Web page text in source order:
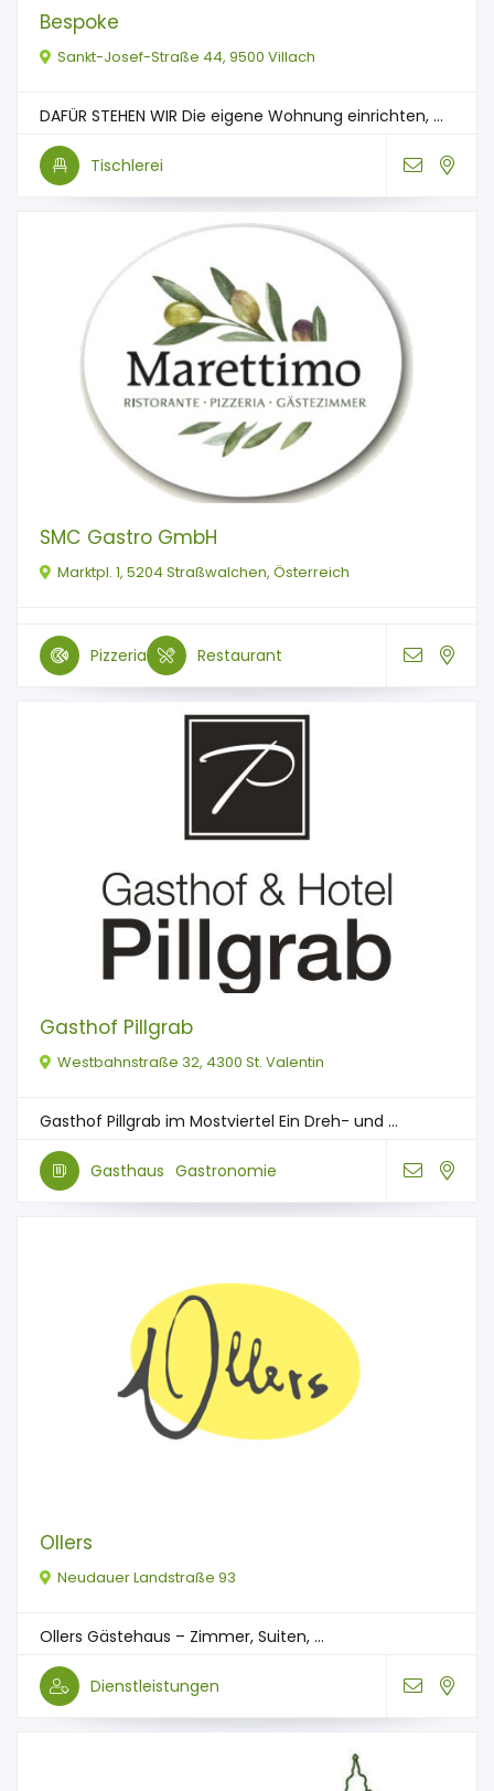
Bespoke
Sankt-Josef-Straße 44, 9500 Villach
DAFÜR STEHEN WIR Die eigene Wohnung einrichten, ...
Tischlerei
SMC Gastro GmbH
Marktpl. 1, 5204 Straßwalchen, Österreich
Pizzeria Restaurant
Gasthof Pillgrab
Westbahnstraße 32, 4300 St. Valentin
Gasthof Pillgrab im Mostviertel Ein Dreh- und ...
Gasthaus Gastronomie
Ollers
Neudauer Landstraße 93
Ollers Gästehaus – Zimmer, Suiten, ...
Dienstleistungen